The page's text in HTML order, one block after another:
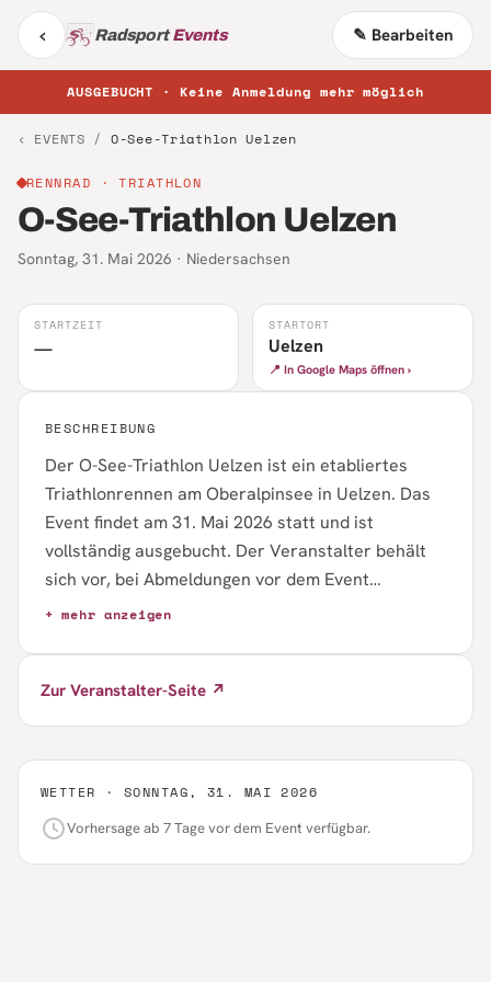
‹ RadsportEvents ✎ Bearbeiten
AUSGEBUCHT · Keine Anmeldung mehr möglich
‹ EVENTS / O-See-Triathlon Uelzen
RENNRAD · TRIATHLON
O-See-Triathlon Uelzen
Sonntag, 31. Mai 2026 · Niedersachsen
STARTZEIT
—
STARTORT
Uelzen
📍 In Google Maps öffnen ›
BESCHREIBUNG
Der O-See-Triathlon Uelzen ist ein etabliertes
Triathlonrennen am Oberalpinsee in Uelzen. Das
Event findet am 31. Mai 2026 statt und ist
vollständig ausgebucht. Der Veranstalter behält
sich vor, bei Abmeldungen vor dem Event
Restkontingente im Mai erneut freizugeben.
+ mehr anzeigen
Zur Veranstalter-Seite ↗
WETTER · SONNTAG, 31. MAI 2026
Vorhersage ab 7 Tage vor dem Event verfügbar.